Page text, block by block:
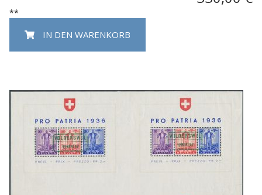
**
IN DEN WARENKORB